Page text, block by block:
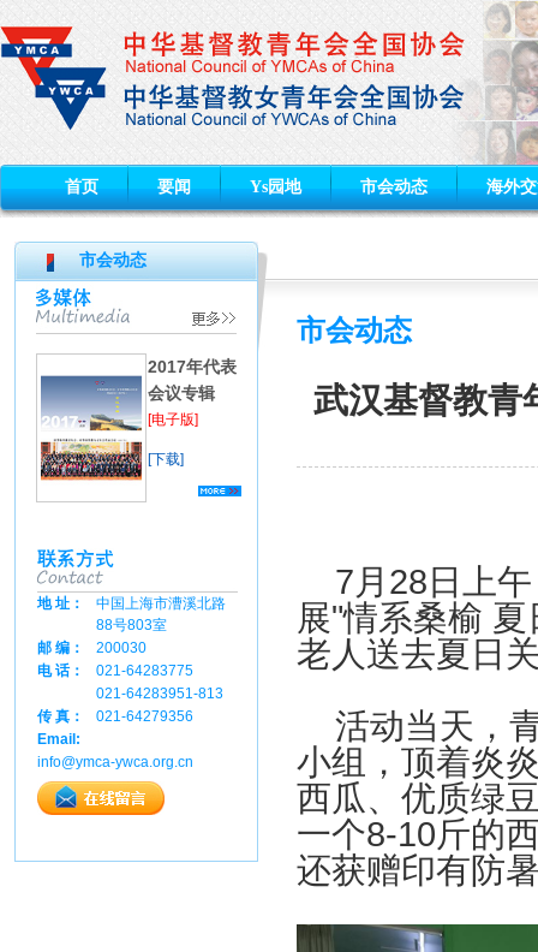
首页 要闻 Ys园地 市会动态 海外
市会动态
2017年代表
会议专辑
[电子版]
[下载]
地 址：
中国上海市漕溪北路
88号803室
邮 编：
200030
电 话：
021-64283775
021-64283951-813
传 真：
021-64279356
Email:
info@ymca-ywca.org.cn
市会动态
武汉基督教青
7月28日上午
展"情系桑榆
老人送去夏日
活动当天，
小组，顶着炎
西瓜、优质绿
一个8-10斤的
还获赠印有防